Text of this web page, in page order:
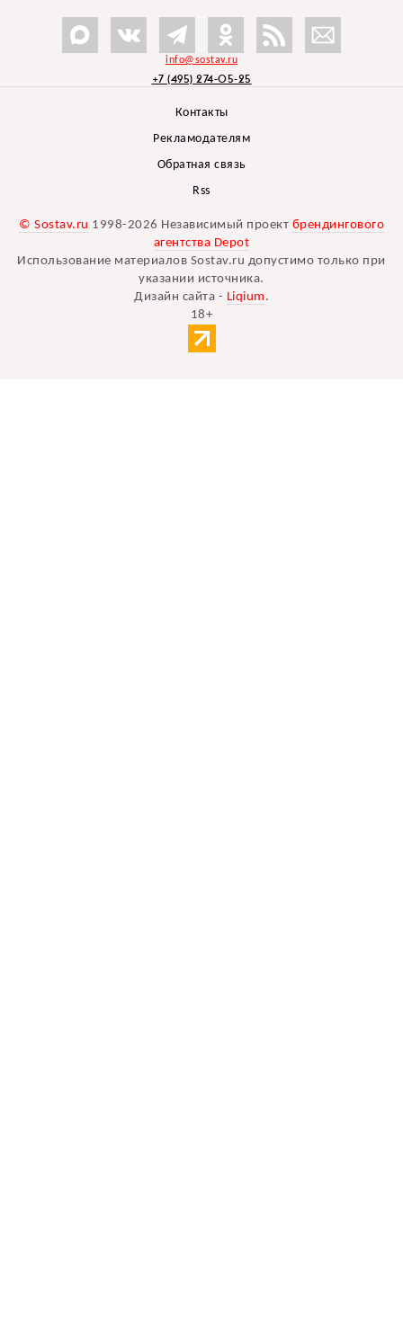
info@sostav.ru
+7 (495) 274-05-25
Контакты
Рекламодателям
Обратная связь
Rss
© Sostav.ru 1998-2026 Независимый проект брендингового
агентства Depot
Использование материалов Sostav.ru допустимо только при
указании источника.
Дизайн сайта - Liqium .
18+